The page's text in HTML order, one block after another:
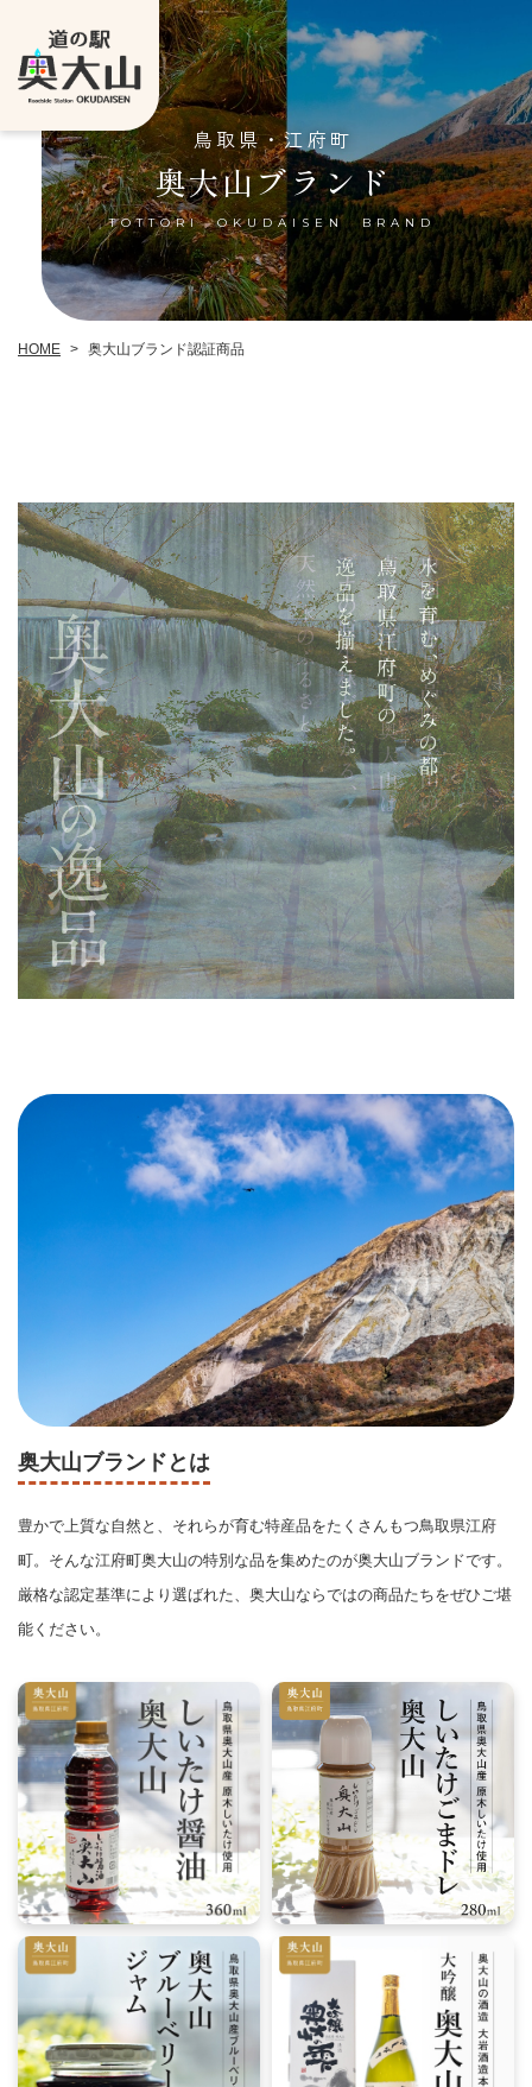
鳥取県・江府町
奥大山ブランド
TOTTORI OKUDAISEN BRAND
HOME > 奥大山ブランド認証商品
奥大山ブランドとは
豊かで上質な自然と、それらが育む特産品をたくさんもつ鳥取県江府
町。そんな江府町奥大山の特別な品を集めたのが奥大山ブランドです。
厳格な認定基準により選ばれた、奥大山ならではの商品たちをぜひご堪
能ください。